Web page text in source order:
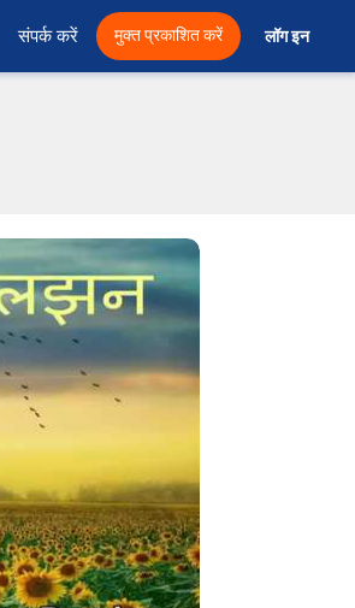
संपर्क करें मुक्त प्रकाशित करें लॉग इन